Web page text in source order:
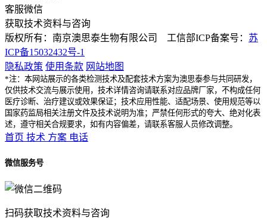
客服微信
获取技术资料与咨询
版权所有：南京澳思泰生物有限公司 工信部ICP备案号： 苏
ICP备15032432号-1
隐私政策 使用条款 网站地图
*注：本网站展示的各类检测技术及配套技术方案为澳思泰参与共同研发，
仅供技术交流与展示使用，技术详情咨询请联系对应品牌厂家，不构成任何
医疗诊断、治疗建议或效果保证；技术应用性能、适配场景、使用规范等以
国家药监局相关注册文件及技术说明为准；严禁任何形式的夸大、绝对化表
述，遵守相关合规要求，如有内容偏差，请联系客服人员修改调整。
首页 技术 方案 电话
微信服务号
扫码获取技术资料与咨询